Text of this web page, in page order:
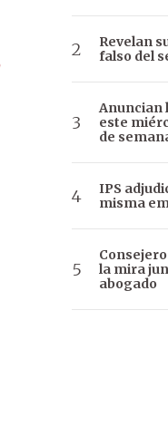
Revelan
falso del
Anuncian
este
de
IPS
misma
la mira
abogado